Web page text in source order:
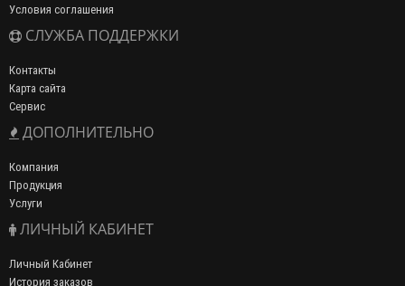
Условия соглашения
СЛУЖБА ПОДДЕРЖКИ
Контакты
Карта сайта
Сервис
ДОПОЛНИТЕЛЬНО
Компания
Продукция
Услуги
ЛИЧНЫЙ КАБИНЕТ
Личный Кабинет
История заказов